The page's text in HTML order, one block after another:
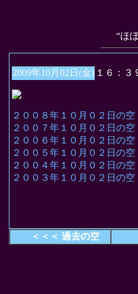
“ほ
2009年10月02日(金) １６：３
２００８年１０月０２日の空
２００７年１０月０２日の空
２００６年１０月０２日の空
２００５年１０月０２日の空
２００４年１０月０２日の空
２００３年１０月０２日の空
＜＜＜ 過去の空